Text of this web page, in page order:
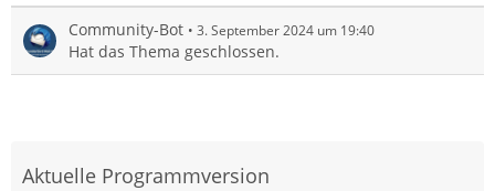
Community-Bot 3. September 2024 um 19:40
Hat das Thema geschlossen.
Aktuelle Programmversion